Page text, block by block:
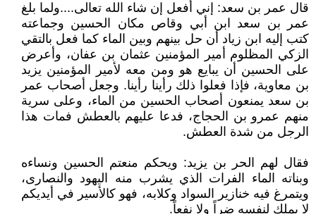
قال عمر بن سعد‏:‏ إني أفعل إن شاء الله تعالى....ولما بلغ
عمر بن سعد ابن أبي وقاص مكان الحسين وجماعته
كتب إليه ابن زياد أن حل بينهم وبين الماء كما فعل بالتقي
الزكي المظلوم أمير المؤمنين عثمان بن عفان، وأعرض
على الحسين أن يبايع هو ومن معه لأمير المؤمنين يزيد
بن معاوية، فإذا فعلوا ذلك رأينا رأينا‏.‏ وجعل أصحاب عمر
بن سعد يمنعون أصحاب الحسين من الماء، وعلى سرية
منهم عمرو بن الحجاج، فدعا عليهم بالعطش فمات هذا
الرجل من شدة العطش‏.‏
فقال لهم الحر بن يزيد‏:‏ ويحكم منعتم الحسين ونساءه
وبناته الماء الفرات الذي يشرب منه اليهود والنصارى،
ويتمرغ فيه خنازير السواد وكلابه، فهو كالأسير في أيديكم
لا يملك لنفسه ضراً ولا نفعاً‏.‏